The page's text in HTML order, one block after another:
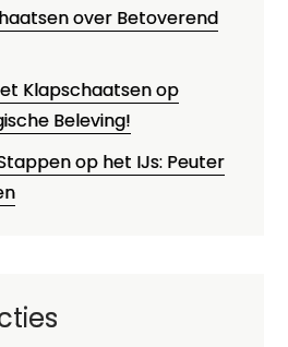
over Betoverend
Klapschaatsen op
Beleving!
op het IJs: Peuter